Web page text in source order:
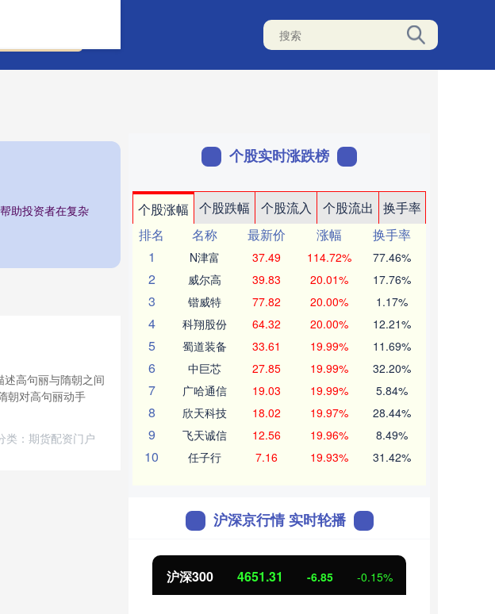
助投资者在复杂
高句丽与隋朝之间
朝对高句丽动手
类： 期货配资门户
个股实时涨跌榜
个股涨幅 个股跌幅 个股流入 个股流出
换手率
排名
名称 最新价 涨幅
换手率
1
N津富 37.49 114.72% 77.46%
2 威尔高 39.83 20.01% 17.76%
3 锴威特 77.82 20.00% 1.17%
4 科翔股份 64.32 20.00% 12.21%
5 蜀道装备 33.61 19.99% 11.69%
6 中巨芯 27.85 19.99% 32.20%
7 广哈通信 19.03 19.99% 5.84%
8 欣天科技 18.02 19.97% 28.44%
9 飞天诚信 12.56 19.96% 8.49%
10 任子行 7.16 19.93% 31.42%
沪深京行情 实时轮播
沪深300 4651.31 -6.85 -0.15%